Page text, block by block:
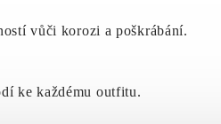
vůči korozi a poškrábání.
ke každému outfitu.